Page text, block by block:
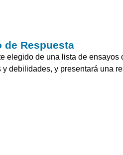
de Respuesta
elegido de una lista de ensayos
debilidades, y presentará una